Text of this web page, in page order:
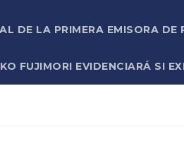
DE LA PRIMERA EMISORA DE
FUJIMORI EVIDENCIARÁ SI